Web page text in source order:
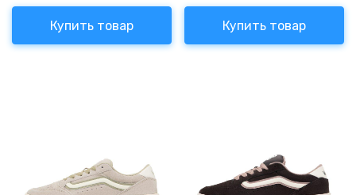
Купить товар Купить товар